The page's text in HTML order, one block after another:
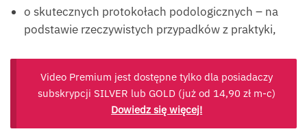
o skutecznych protokołach podologicznych – na
podstawie rzeczywistych przypadków z praktyki,
Video Premium jest dostępne tylko dla posiadaczy
subskrypcji SILVER lub GOLD (już od 14,90zł m-c)
Dowiedz się więcej!